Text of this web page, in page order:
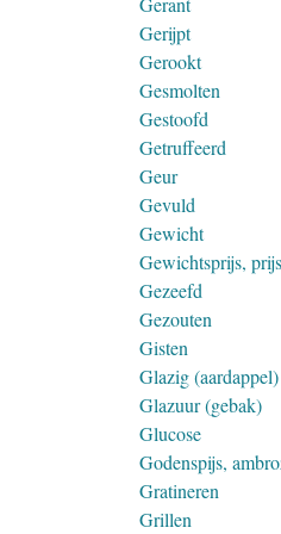
Gerijpt
Gerookt
Gesmolten
Gestoofd
Getruffeerd
Geur
Gevuld
Gewicht
Gewichtsprijs,
Gezeefd
Gezouten
Gisten
Glazig (aardappel)
Glazuur (gebak)
Glucose
Godenspijs,
Gratineren
Grillen